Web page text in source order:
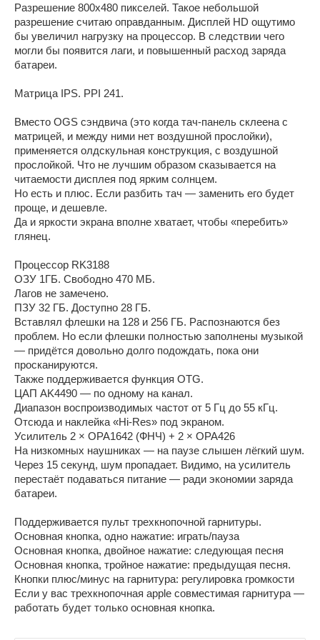
Разрешение 800x480 пикселей. Такое небольшой
разрешение считаю оправданным. Дисплей HD ощутимо
бы увеличил нагрузку на процессор. В следствии чего
могли бы появится лаги, и повышенный расход заряда
батареи.
Матрица IPS. PPI 241.
Вместо OGS сэндвича (это когда тач-панель склеена с
матрицей, и между ними нет воздушной прослойки),
применяется олдскульная конструкция, с воздушной
прослойкой. Что не лучшим образом сказывается на
читаемости дисплея под ярким солнцем.
Но есть и плюс. Если разбить тач — заменить его будет
проще, и дешевле.
Да и яркости экрана вполне хватает, чтобы «перебить»
глянец.
Процессор RK3188
ОЗУ 1ГБ. Свободно 470 МБ.
Лагов не замечено.
ПЗУ 32 ГБ. Доступно 28 ГБ.
Вставлял флешки на 128 и 256 ГБ. Распознаются без
проблем. Но если флешки полностью заполнены музыкой
— придётся довольно долго подождать, пока они
просканируются.
Также поддерживается функция OTG.
ЦАП AK4490 — по одному на канал.
Диапазон воспроизводимых частот от 5 Гц до 55 кГц.
Отсюда и наклейка «Hi-Res» под экраном.
Усилитель 2 × OPA1642 (ФНЧ) + 2 × OPA426
На низкомных наушниках — на паузе слышен лёгкий шум.
Через 15 секунд, шум пропадает. Видимо, на усилитель
перестаёт подаваться питание — ради экономии заряда
батареи.
Поддерживается пульт трехкнопочной гарнитуры.
Основная кнопка, одно нажатие: играть/пауза
Основная кнопка, двойное нажатие: следующая песня
Основная кнопка, тройное нажатие: предыдущая песня.
Кнопки плюс/минус на гарнитура: регулировка громкости
Если у вас трехкнопочная apple совместимая гарнитура —
работать будет только основная кнопка.